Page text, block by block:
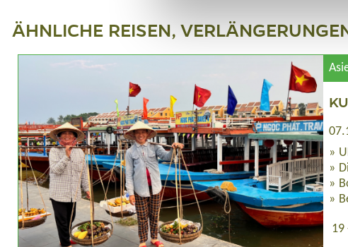
ÄHNLICHE REISEN,
19